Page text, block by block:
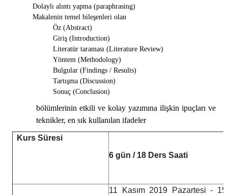
Dolaylı alıntı yapma (paraphrasing)
Makalenin temel bileşenleri olan
Öz (Abstract)
Giriş (Introduction)
Literatür taraması (Literature Review)
Yöntem (Methodology)
Bulgular (Findings / Results)
Tartışma (Discussion)
Sonuç (Conclusion)
bölümlerinin etkili ve kolay yazımına ilişkin ipuçları ve
teknikler, en sık kullanılan ifadeler
Kurs Süresi
6 gün / 18 Ders Saati
11 Kasım 2019 Pazartesi -